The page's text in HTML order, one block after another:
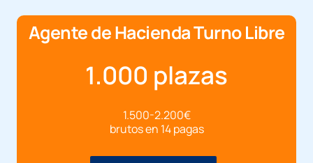
Agente de Hacienda Turno Libre
1.000 plazas
1.500-2.200€
brutos en 14 pagas